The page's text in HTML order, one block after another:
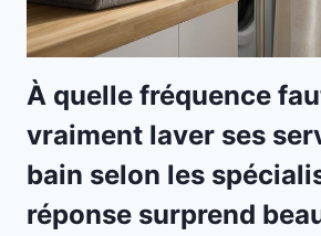
À quelle fréquence
vraiment laver ses
bain selon les
réponse surprend